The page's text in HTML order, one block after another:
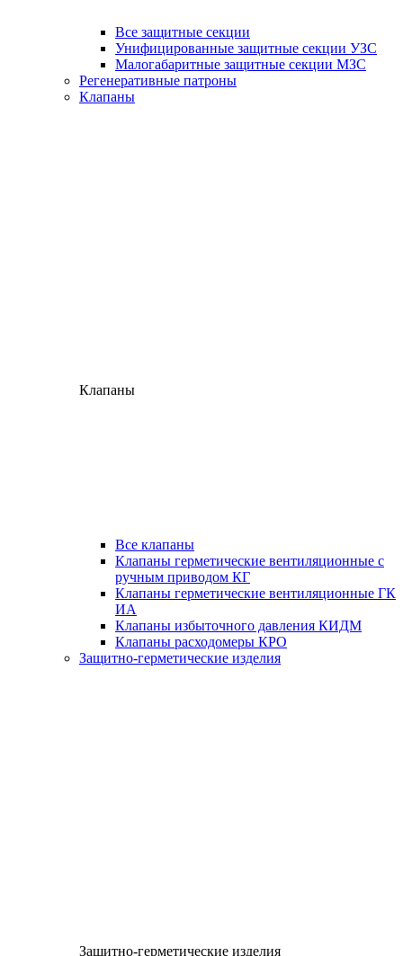
Все защитные секции
Унифицированные защитные секции УЗС
Малогабаритные защитные секции МЗС
Регенеративные патроны
Клапаны
Клапаны
Все клапаны
Клапаны герметические вентиляционные с
ручным приводом КГ
Клапаны герметические вентиляционные ГК
ИА
Клапаны избыточного давления КИДМ
Клапаны расходомеры КРО
Защитно-герметические изделия
Защитно-герметические изделия